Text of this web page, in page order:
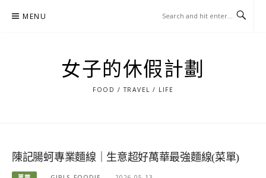
MENU
女子的休假計劃
FOOD / TRAVEL / LIFE
陳記腸蚵專業麵線｜生意超好萬華最強麵線(菜單)